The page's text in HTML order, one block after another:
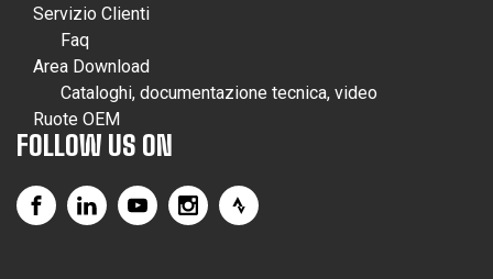
Servizio Clienti
Faq
Area Download
Cataloghi, documentazione tecnica, video
Ruote OEM
FOLLOW US ON